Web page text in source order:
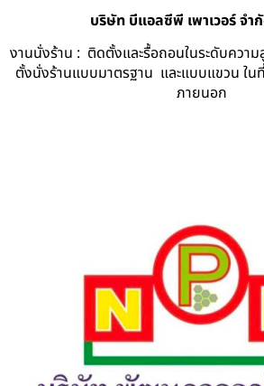
บริษัท บีแอลซีพี เพาเวอร์ จำ
งานนั่งร้าน : ติดตั้งและรื้อถอนในระดับควา
ตั้งนั่งร้านแบบมาตรฐาน และแบบแขวน ใน
ภายนอก